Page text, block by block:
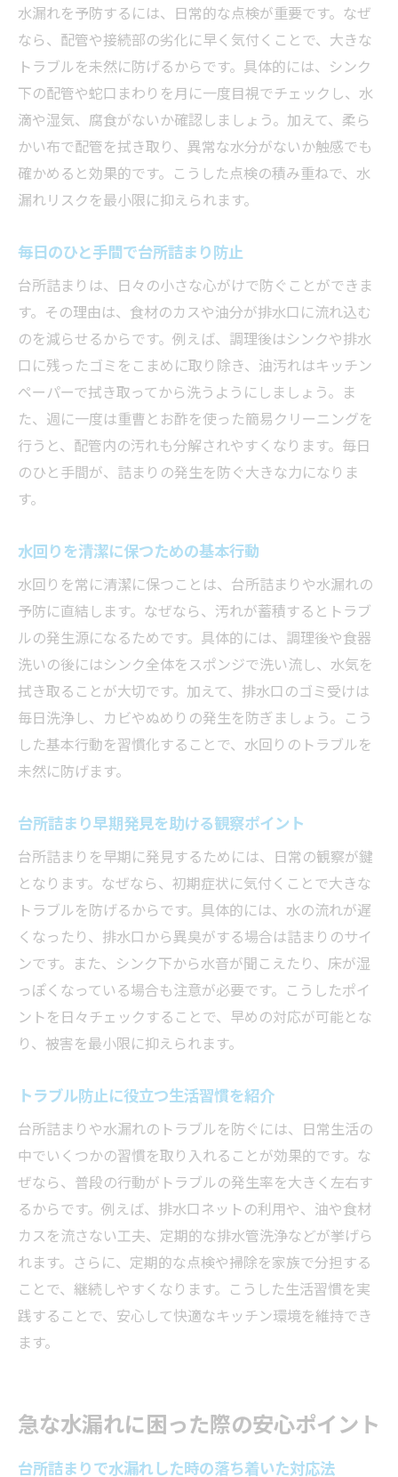
水漏れを予防するには、日常的な点検が重要です。なぜ
なら、配管や接続部の劣化に早く気付くことで、大きな
トラブルを未然に防げるからです。具体的には、シンク
下の配管や蛇口まわりを月に一度目視でチェックし、水
滴や湿気、腐食がないか確認しましょう。加えて、柔ら
かい布で配管を拭き取り、異常な水分がないか触感でも
確かめると効果的です。こうした点検の積み重ねで、水
漏れリスクを最小限に抑えられます。
毎日のひと手間で台所詰まり防止
台所詰まりは、日々の小さな心がけで防ぐことができま
す。その理由は、食材のカスや油分が排水口に流れ込む
のを減らせるからです。例えば、調理後はシンクや排水
口に残ったゴミをこまめに取り除き、油汚れはキッチン
ペーパーで拭き取ってから洗うようにしましょう。ま
た、週に一度は重曹とお酢を使った簡易クリーニングを
行うと、配管内の汚れも分解されやすくなります。毎日
のひと手間が、詰まりの発生を防ぐ大きな力になりま
す。
水回りを清潔に保つための基本行動
水回りを常に清潔に保つことは、台所詰まりや水漏れの
予防に直結します。なぜなら、汚れが蓄積するとトラブ
ルの発生源になるためです。具体的には、調理後や食器
洗いの後にはシンク全体をスポンジで洗い流し、水気を
拭き取ることが大切です。加えて、排水口のゴミ受けは
毎日洗浄し、カビやぬめりの発生を防ぎましょう。こう
した基本行動を習慣化することで、水回りのトラブルを
未然に防げます。
台所詰まり早期発見を助ける観察ポイント
台所詰まりを早期に発見するためには、日常の観察が鍵
となります。なぜなら、初期症状に気付くことで大きな
トラブルを防げるからです。具体的には、水の流れが遅
くなったり、排水口から異臭がする場合は詰まりのサイ
ンです。また、シンク下から水音が聞こえたり、床が湿
っぽくなっている場合も注意が必要です。こうしたポイ
ントを日々チェックすることで、早めの対応が可能とな
り、被害を最小限に抑えられます。
トラブル防止に役立つ生活習慣を紹介
台所詰まりや水漏れのトラブルを防ぐには、日常生活の
中でいくつかの習慣を取り入れることが効果的です。な
ぜなら、普段の行動がトラブルの発生率を大きく左右す
るからです。例えば、排水口ネットの利用や、油や食材
カスを流さない工夫、定期的な排水管洗浄などが挙げら
れます。さらに、定期的な点検や掃除を家族で分担する
ことで、継続しやすくなります。こうした生活習慣を実
践することで、安心して快適なキッチン環境を維持でき
ます。
急な水漏れに困った際の安心ポイント
台所詰まりで水漏れした時の落ち着いた対応法